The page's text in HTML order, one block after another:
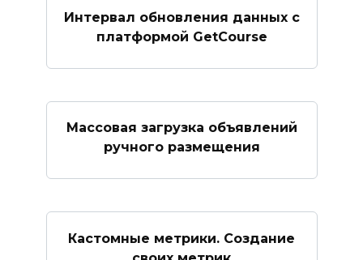
Интервал обновления данных с
платформой GetCourse
Массовая загрузка объявлений
ручного размещения
Кастомные метрики. Создание